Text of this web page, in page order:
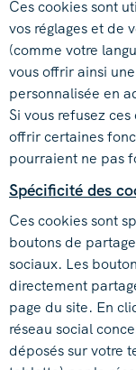
Ces cookies sont
vos réglages et de
(comme votre
vous offrir ainsi
personnalisée en
Si vous refusez
offrir certaines
pourraient ne pas
Spécificité des
Ces cookies sont
boutons de
sociaux. Les
directement
page du site. En
réseau social
déposés sur votre